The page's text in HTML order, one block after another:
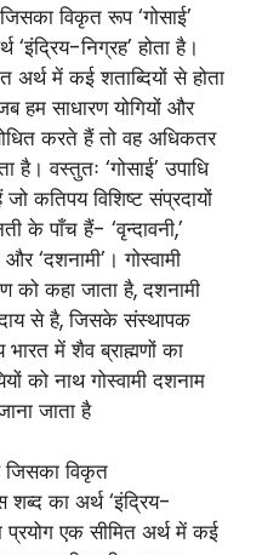
विकृत रूप ‘गोसाई’
निग्रह’ होता है।
में कई शताब्दियों से होता
हम साधारण योगियों और
करते हैं तो वह अधिकतर
है। वस्तुतः ‘गोसाई’ उपाधि
कतिपय विशिष्ट संप्रदायों
के पाँच हैं- ‘वृन्दावनी,’
और ‘दशनामी’। गोस्वामी
को कहा जाता है, दशनामी
से है, जिसके संस्थापक
में शैव ब्राह्मणों का
को नाथ गोस्वामी दशनाम
जाता है
जिसका विकृत
शब्द का अर्थ ‘इंद्रिय-
प्रयोग एक सीमित अर्थ में कई